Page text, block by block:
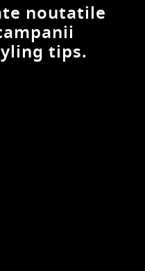
noutatile
tips.